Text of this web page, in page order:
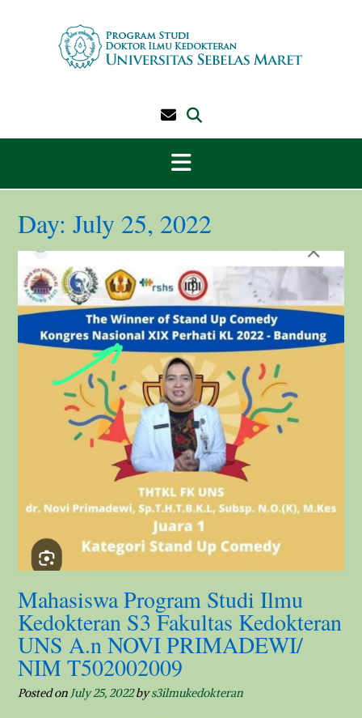
Day: July 25, 2022
Mahasiswa Program Studi Ilmu
Kedokteran S3 Fakultas Kedokteran
UNS A.n NOVI PRIMADEWI/
NIM T502002009
Posted on July 25, 2022bys3ilmukedokteran